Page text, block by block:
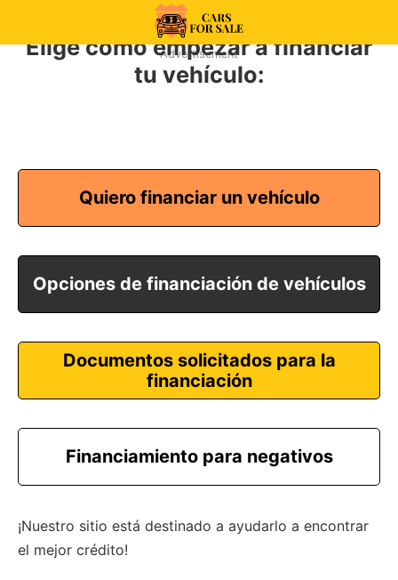
content99CarsforSale
Advertisement
Elige cómo empezar a financiar
tu vehículo:
Quiero financiar un vehículo
Opciones de financiación de vehículos
Documentos solicitados para la
financiación
Financiamiento para negativos
¡Nuestro sitio está destinado a ayudarlo a encontrar
el mejor crédito!